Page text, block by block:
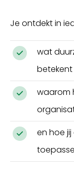
Je ontdekt in
wat
betekent
waarom
en hoe